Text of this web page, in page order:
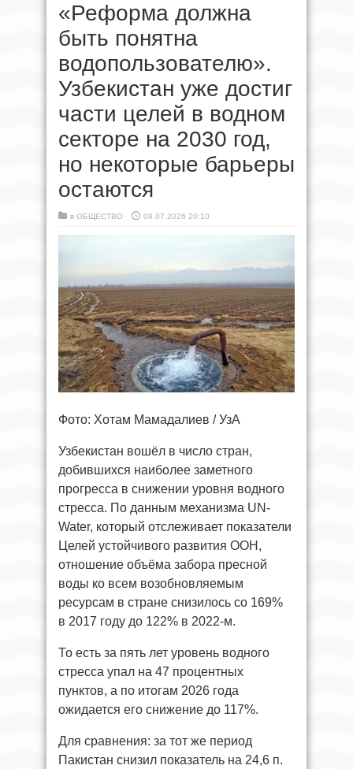
«Реформа должна
быть понятна
водопользователю».
Узбекистан уже достиг
части целей в водном
секторе на 2030 год,
но некоторые барьеры
остаются
в ОБЩЕСТВО 09.07.2026 20:10
Фото: Хотам Мамадалиев / УзА
Узбекистан вошёл в число стран,
добившихся наиболее заметного
прогресса в снижении уровня водного
стресса. По данным механизма UN-
Water, который отслеживает показатели
Целей устойчивого развития ООН,
отношение объёма забора пресной
воды ко всем возобновляемым
ресурсам в стране снизилось со 169%
в 2017 году до 122% в 2022-м.
То есть за пять лет уровень водного
стресса упал на 47 процентных
пунктов, а по итогам 2026 года
ожидается его снижение до 117%.
Для сравнения: за тот же период
Пакистан снизил показатель на 24,6 п.